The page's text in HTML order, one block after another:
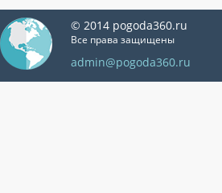
© 2014 pogoda360.ru
Все права защищены
admin@pogoda360.ru